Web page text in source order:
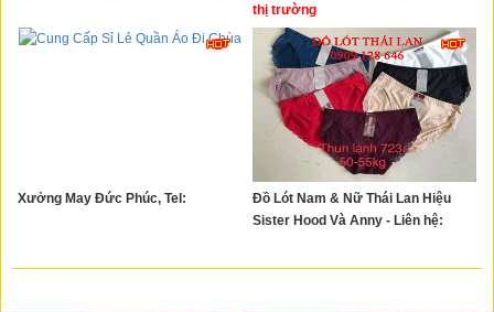
Tổng Hợp
Xưởng May Đức Phúc, Tel:
thị trường
Đồ Lót Nam & Nữ Thái Lan Hiệu
Sister Hood Và Anny - Liên hệ: